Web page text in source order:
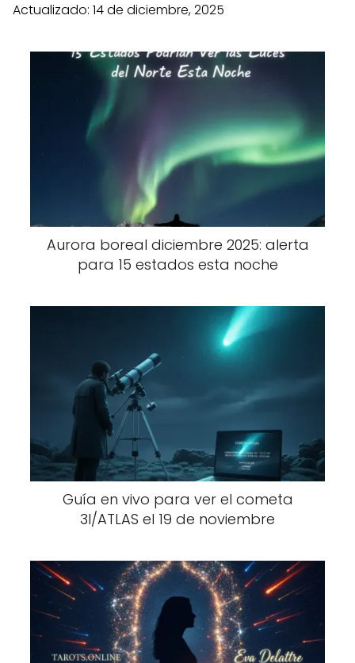
Actualizado: 14 de diciembre, 2025
Aurora boreal diciembre 2025: alerta
para 15 estados esta noche
Guía en vivo para ver el cometa
3I/ATLAS el 19 de noviembre